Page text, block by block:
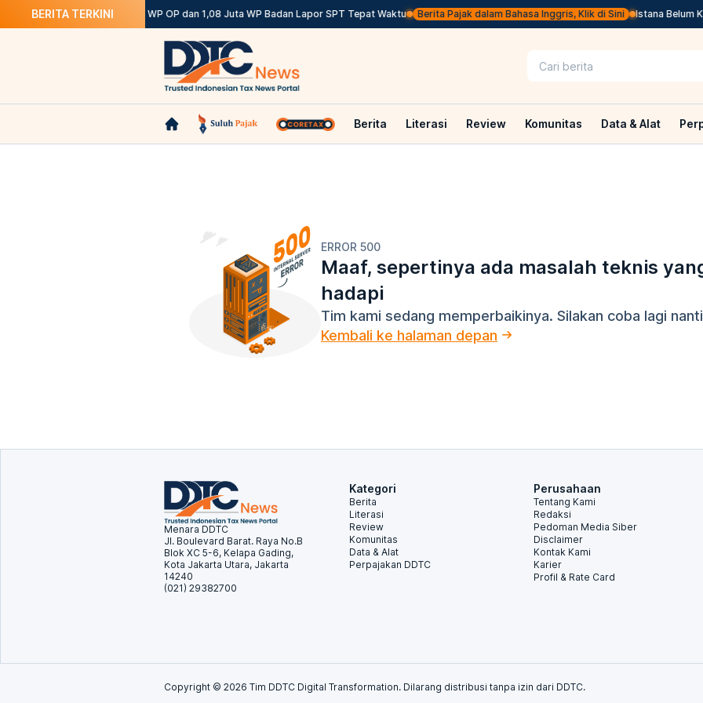
BERITA TERKINI
DJP: 12,12 Juta WP OP dan 1,08 Juta WP Badan Lapor SPT Tepat Waktu Berita Pajak dalam Bahasa Inggris, Klik di Sini Istana Belum
Berita Literasi Review Komunitas Data & Alat
ERROR 500
Maaf, sepertinya ada masalah teknis
hadapi
Tim kami sedang memperbaikinya. Silakan coba lagi
Kembali ke halaman depan
Menara DDTC
Jl. Boulevard Barat. Raya No.B
Blok XC 5-6, Kelapa Gading,
Kota Jakarta Utara, Jakarta
14240
(021) 29382700
Kategori
Berita
Literasi
Review
Komunitas
Data & Alat
Perpajakan DDTC
Perusahaan
Tentang Kami
Redaksi
Pedoman Media Siber
Disclaimer
Kontak Kami
Karier
Profil & Rate Card
Copyright © 2026 Tim DDTC Digital Transformation. Dilarang distribusi tanpa izin dari DDTC.